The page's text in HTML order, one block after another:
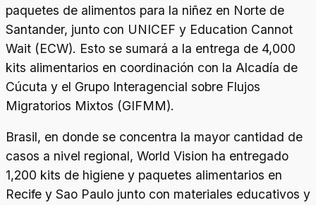
paquetes de alimentos para la niñez en Norte de
Santander, junto con UNICEF y Education Cannot
Wait (ECW). Esto se sumará a la entrega de 4,000
kits alimentarios en coordinación con la Alcadía de
Cúcuta y el Grupo Interagencial sobre Flujos
Migratorios Mixtos (GIFMM).
Brasil, en donde se concentra la mayor cantidad de
casos a nivel regional, World Vision ha entregado
1,200 kits de higiene y paquetes alimentarios en
Recife y Sao Paulo junto con materiales educativos y